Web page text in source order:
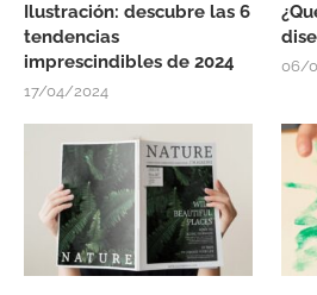
Ilustración: descubre las 6
tendencias
imprescindibles de 2024
17/04/2024
06/